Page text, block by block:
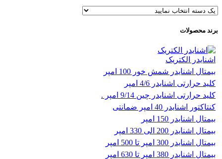
برند محصولات
اشنایدر الکتریک
بیمتال اشنایدر شمش خور 100 امپر
کلید حرارتی اشنایدر 4/6 امپر
کلید حرارتی اشنایدر چین 9/14 امپر .
کنتاکتور اشنایدر 40 امپر ضمانتی
بیمتال اشنایدر 150 امپر
بیمتال اشنایدر 200 الی 330 امپر
بیمتال اشنایدر 300 امپر تا 500 امپر
بیمتال اشنایدر 380 امپر تا 630 امپر